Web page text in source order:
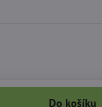
Do košíku